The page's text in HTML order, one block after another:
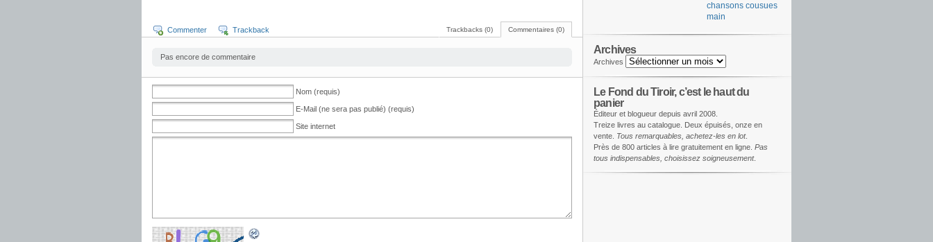
Commentaires (0)
Trackbacks (0)
Commenter Trackback
Pas encore de commentaire
Nom (requis)
E-Mail (ne sera pas publié) (requis)
Site internet
chansons cousues
main
Archives
Archives
Le Fond du Tiroir, c’est le haut du
panier
Éditeur et blogueur depuis avril 2008.
Treize livres au catalogue. Deux épuisés, onze en
vente. Tous remarquables, achetez-les en lot.
Près de 800 articles à lire gratuitement en ligne. Pas
tous indispensables, choisissez soigneusement.